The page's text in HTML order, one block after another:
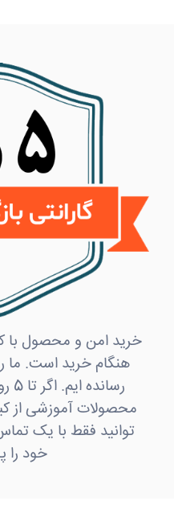
خرید امن و محصول با
هنگام خرید است. ما
محصولات آموزشی از
توانید فقط با یک
خود را